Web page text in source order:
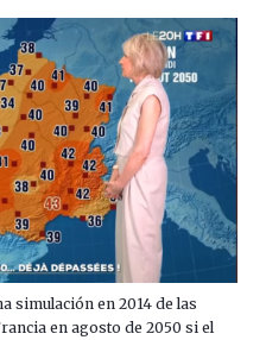
simulación en 2014 de las
en agosto de 2050 si el